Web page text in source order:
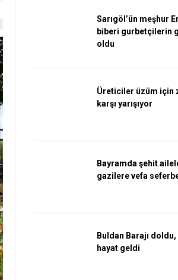
Sarıgöl’ün meşhur
biberi gurbetçilerin
oldu
Üreticiler üzüm için
karşı yarışıyor
Bayramda şehit
gazilere vefa
Buldan Barajı
hayat geldi